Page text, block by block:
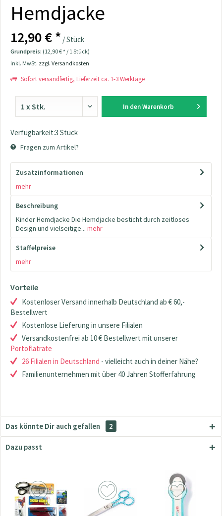
Hemdjacke
12,90 € * / Stück
Grundpreis: (12,90 € * / 1 Stück)
inkl. MwSt. zzgl. Versandkosten
Sofort versandfertig, Lieferzeit ca. 1-3 Werktage
In den Warenkorb
Verfügbarkeit:3 Stück
Fragen zum Artikel?
Zusatzinformationen
mehr
Beschreibung
Kinder Hemdjacke Die Hemdjacke besticht durch zeitloses
Design und vielseitige... mehr
Staffelpreise
mehr
Vorteile
Kostenloser Versand innerhalb Deutschland ab € 60,-
Bestellwert
Kostenlose Lieferung in unsere Filialen
Versandkostenfrei ab 10 € Bestellwert mit unserer
Portoflatrate
26 Filialen in Deutschland - vielleicht auch in deiner Nähe?
Familienunternehmen mit über 40 Jahren Stofferfahrung
Das könnte Dir auch gefallen 2
Dazu passt